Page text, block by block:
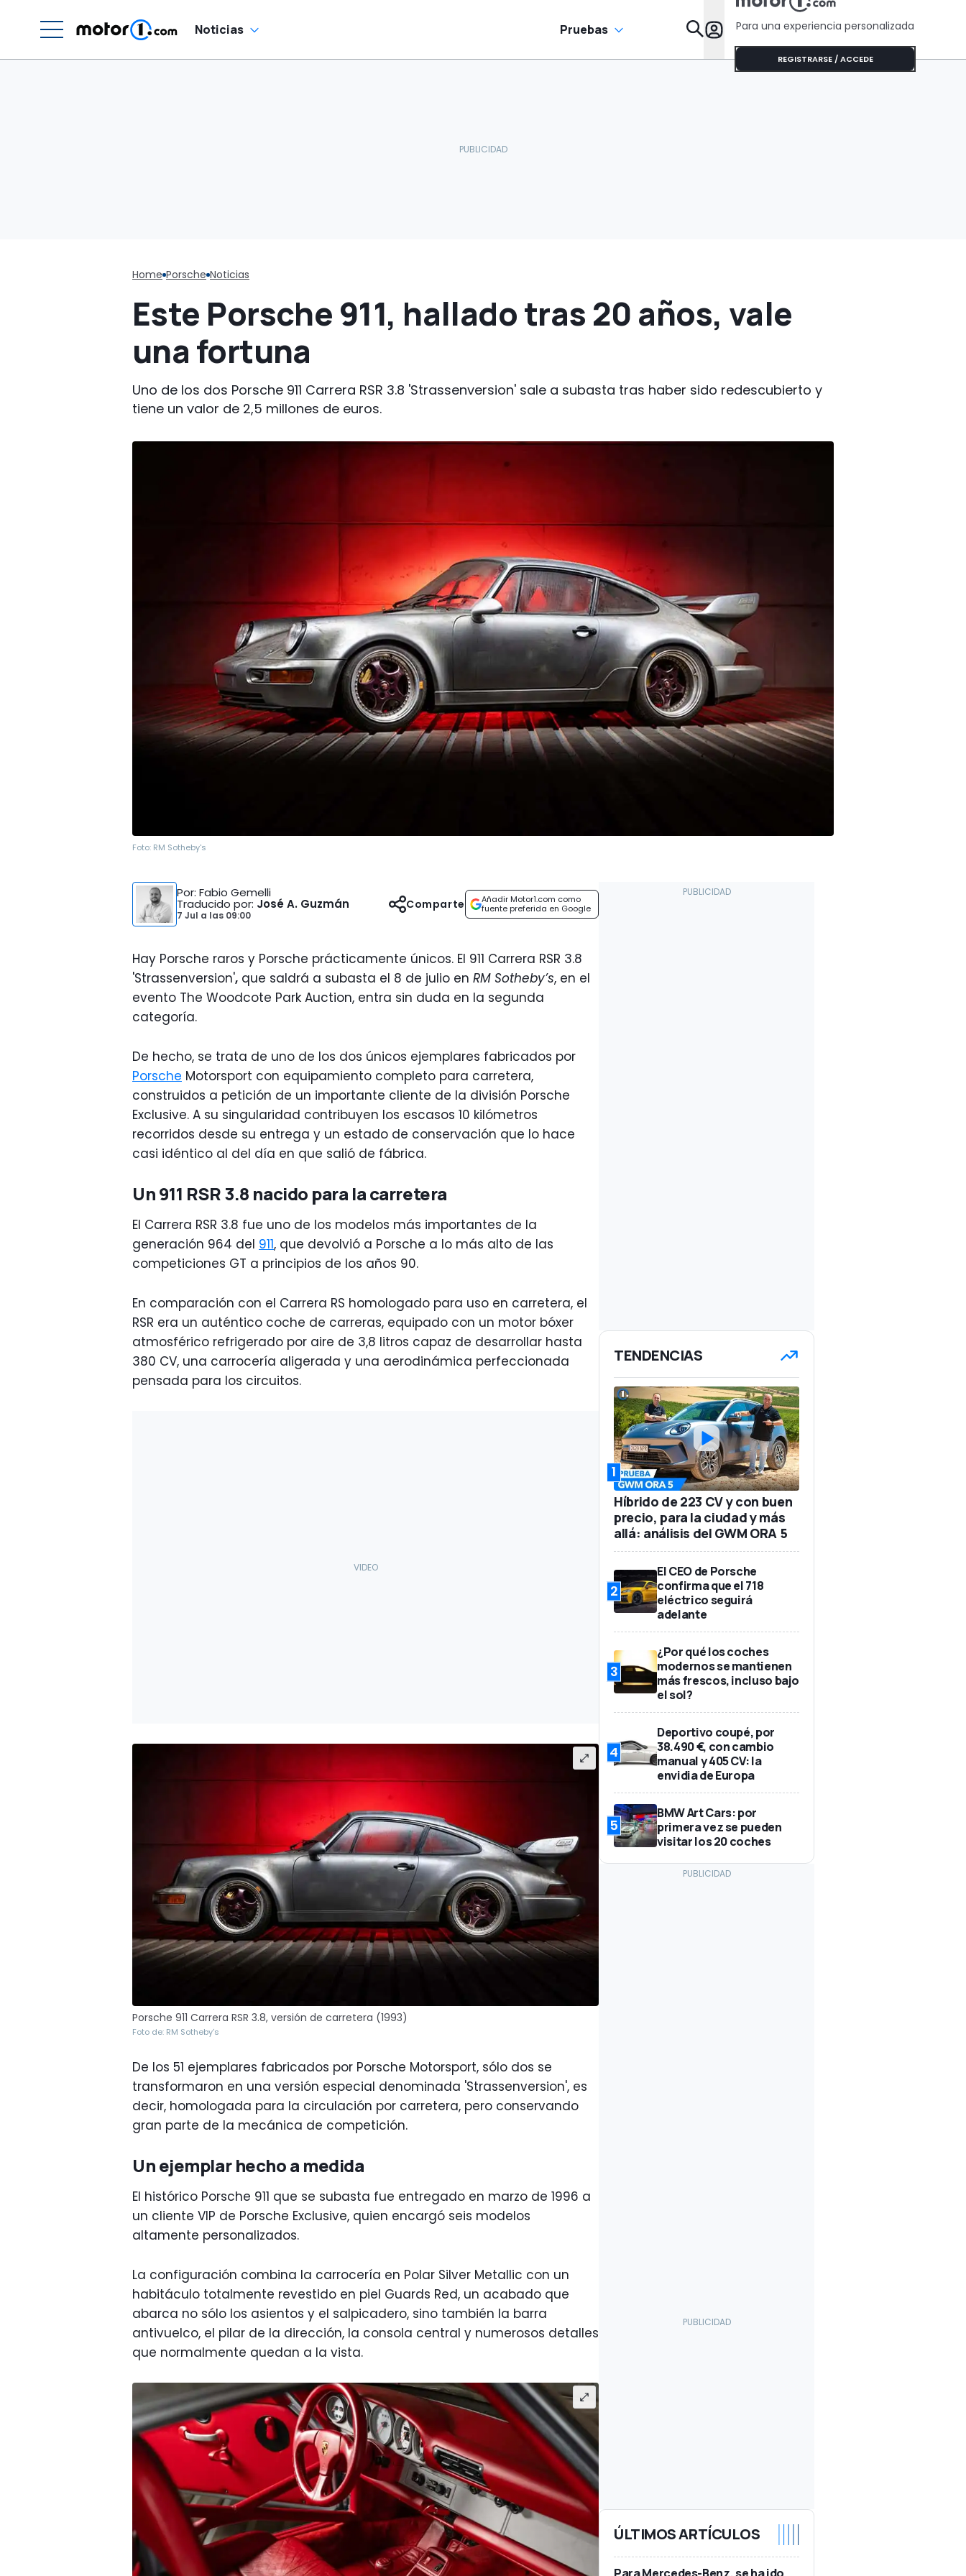
Noticias Pruebas Para una experiencia personalizada
REGISTRARSE / ACCEDE
Home Porsche Noticias
Este Porsche 911, hallado tras 20 años, vale
una fortuna
Uno de los dos Porsche 911 Carrera RSR 3.8 'Strassenversion' sale a subasta tras haber sido redescubierto y
tiene un valor de 2,5 millones de euros.
Foto: RM Sotheby's
Por: Fabio Gemelli
Traducido por: José A. Guzmán
7 Jul a las 09:00
Añadir Motor1.com como
fuente preferida en Google
Comparte
Hay Porsche raros y Porsche prácticamente únicos. El 911 Carrera RSR 3.8
'Strassenversion', que saldrá a subasta el 8 de julio en RM Sotheby’s, en el
evento The Woodcote Park Auction, entra sin duda en la segunda
categoría.
De hecho, se trata de uno de los dos únicos ejemplares fabricados por
Porsche Motorsport con equipamiento completo para carretera,
construidos a petición de un importante cliente de la división Porsche
Exclusive. A su singularidad contribuyen los escasos 10 kilómetros
recorridos desde su entrega y un estado de conservación que lo hace
casi idéntico al del día en que salió de fábrica.
Un 911 RSR 3.8 nacido para la carretera
El Carrera RSR 3.8 fue uno de los modelos más importantes de la
generación 964 del 911, que devolvió a Porsche a lo más alto de las
competiciones GT a principios de los años 90.
En comparación con el Carrera RS homologado para uso en carretera, el
RSR era un auténtico coche de carreras, equipado con un motor bóxer
atmosférico refrigerado por aire de 3,8 litros capaz de desarrollar hasta
380 CV, una carrocería aligerada y una aerodinámica perfeccionada
pensada para los circuitos.
Porsche 911 Carrera RSR 3.8, versión de carretera (1993)
Foto de: RM Sotheby's
De los 51 ejemplares fabricados por Porsche Motorsport, sólo dos se
transformaron en una versión especial denominada 'Strassenversion', es
decir, homologada para la circulación por carretera, pero conservando
gran parte de la mecánica de competición.
Un ejemplar hecho a medida
El histórico Porsche 911 que se subasta fue entregado en marzo de 1996 a
un cliente VIP de Porsche Exclusive, quien encargó seis modelos
altamente personalizados.
La configuración combina la carrocería en Polar Silver Metallic con un
habitáculo totalmente revestido en piel Guards Red, un acabado que
abarca no sólo los asientos y el salpicadero, sino también la barra
antivuelco, el pilar de la dirección, la consola central y numerosos detalles
que normalmente quedan a la vista.
TENDENCIAS
1
Híbrido de 223 CV y con buen
precio, para la ciudad y más
allá: análisis del GWM ORA 5
2
El CEO de Porsche
confirma que el 718
eléctrico seguirá
adelante
3
¿Por qué los coches
modernos se mantienen
más frescos, incluso bajo
el sol?
4
Deportivo coupé, por
38.490 €, con cambio
manual y 405 CV: la
envidia de Europa
5
BMW Art Cars: por
primera vez se pueden
visitar los 20 coches
ÚLTIMOS ARTÍCULOS